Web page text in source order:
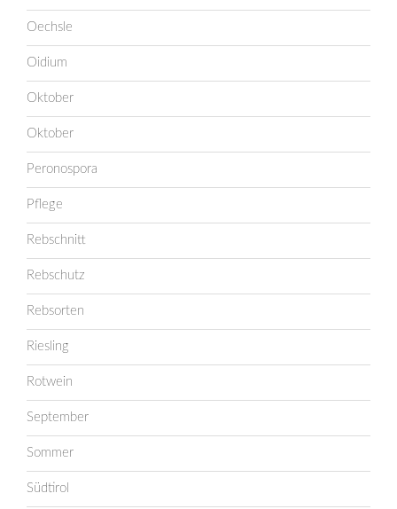
Oechsle
Oidium
Oktober
Oktober
Peronospora
Pflege
Rebschnitt
Rebschutz
Rebsorten
Riesling
Rotwein
September
Sommer
Südtirol